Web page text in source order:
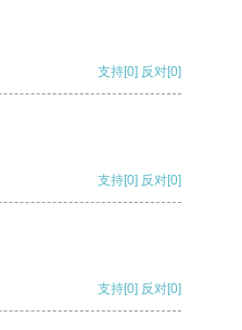
支持[0] 反对[0]
支持[0] 反对[0]
支持[0] 反对[0]